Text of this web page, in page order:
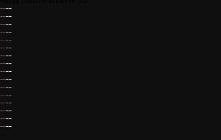
----
----
----
----
----
----
----
----
----
----
----
----
----
----
----
----